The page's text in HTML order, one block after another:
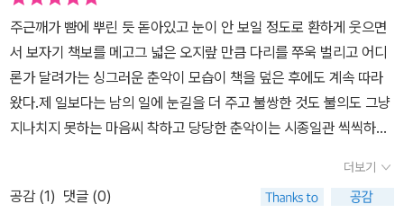
춘악이로 하여금 학교조차도 못 다니게 한 정도다. 그럼에도 춘악이
는 씩씩하고 올곧다. 어찌할 수 없음을 아쉬워하지만 좌절하지는 않
는다. 작가는 이 한 편의 동화 속에 참으로 많은 것을 집약하고 있다.
우선 일제 치하의 친일세력이 해방 이후에도 여전히 기득권을 유지하
고 있음을 폭로한다. 현대화라는 명목 하에 우리네의 소중한 전통이
막무가내로 무시당하고 스러져가는 현실을 고발한다. 첩을 얻어 본처
를 방치하는 남편과 괴로워하는 아이를 통해 비뚤어진 가정문화를,
문둥이에 대한 멸시와 차별을 통한 비인간적 처사도. 세상사의 오묘
주근깨가 뺨에 뿌린 듯 돋아있고 눈이 안 보일 정도로 환하게 웃으면
서 보자기 책보를 메고그 넓은 오지랖 만큼 다리를 쭈욱 벌리고 어디
론가 달려가는 싱그러운 춘악이 모습이 책을 덮은 후에도 계속 따라
왔다.제 일보다는 남의 일에 눈길을 더 주고 불쌍한 것도 불의도 그냥
지나치지 못하는 마음씨 착하고 당당한 춘악이는 시종일관 씩씩하다.
켜주는 나무를 창해 아버지가 팔았을 때도 조목조목 따지고 들어 혼
쭐이 났으면서도 창해가 물에 빠졌을 때 망설임도 없이 뛰어들고 보
더보기
공감 (1) 댓글 (0)